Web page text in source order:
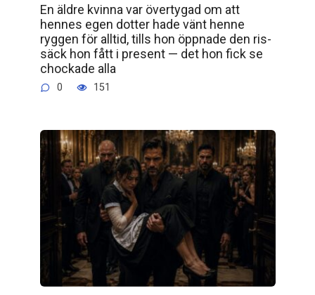
En äldre kvinna var övertygad om att
hennes egen dotter hade vänt henne
ryggen för alltid, tills hon öppnade den ris­
säck hon fått i present — det hon fick se
chockade alla
0 151